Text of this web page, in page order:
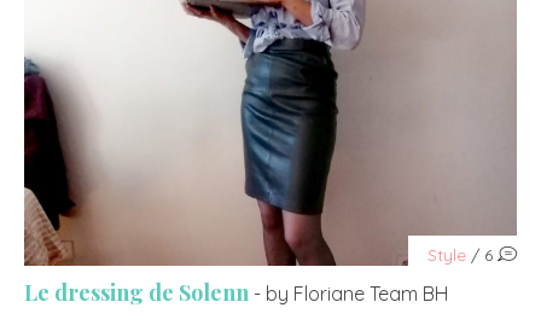
Style / 6
Le dressing de Solenn - by Floriane Team BH